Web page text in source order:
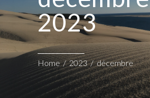
2023
Home/2023/décembre